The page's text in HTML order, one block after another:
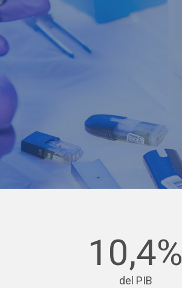
10,4%
del PIB